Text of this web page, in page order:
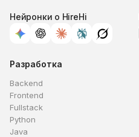
Нейронки о HireHi
Разработка
Backend
Frontend
Fullstack
Python
Java